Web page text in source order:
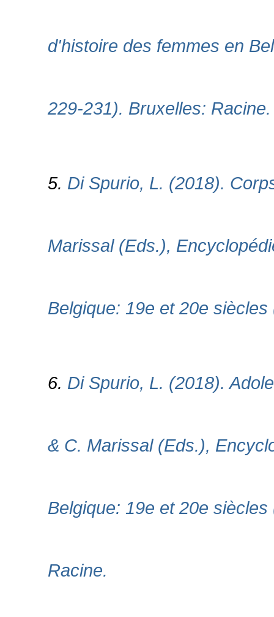
d'histoire des femmes en
229-231). Bruxelles: Racine.
5. Di Spurio, L. (2018).
Marissal (Eds.),
Belgique: 19e et 20e
6. Di Spurio, L. (2018).
& C. Marissal (Eds.),
Belgique: 19e et 20e
Racine.